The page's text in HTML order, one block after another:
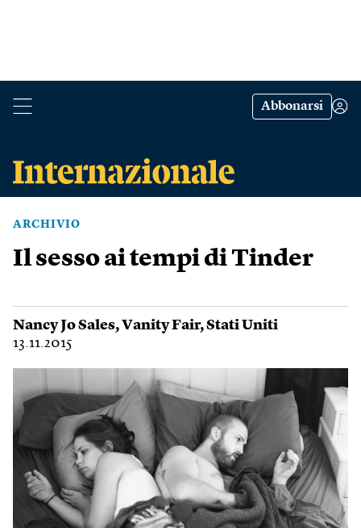
Abbonarsi
ARCHIVIO
Il sesso ai tempi di Tinder
Nancy Jo Sales,Vanity Fair,Stati Uniti
13.11.2015